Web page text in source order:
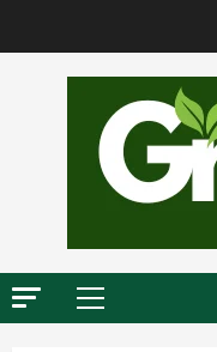
a
c
M